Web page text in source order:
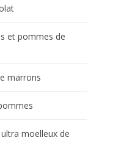
et pommes de
marrons
moelleux de